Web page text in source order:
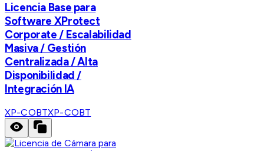
Licencia Base para
Software XProtect
Corporate / Escalabilidad
Masiva / Gestión
Centralizada / Alta
Disponibilidad /
Integración IA
XP-COBTXP-COBT